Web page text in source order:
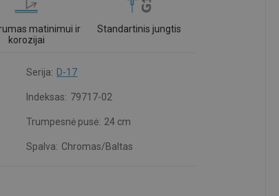
matinimui ir
korozijai
Standartinis jungtis
Serija: D-17
Indeksas: 79717-02
Trumpesnė pusė: 24 cm
Spalva: Chromas/Baltas